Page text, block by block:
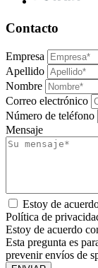
Contacto
Empresa
Apellido
Nombre
Correo electrónico
Número de teléfono
Mensaje
Estoy de
Política de
Estoy de acuerdo
Esta pregunta es
prevenir envíos de